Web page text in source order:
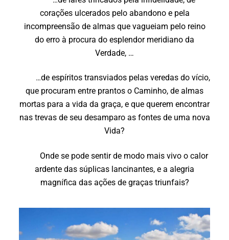
corações ulcerados pelo abandono e pela
incompreensão de almas que vagueiam pelo reino
do erro à procura do esplendor meridiano da
Verdade, …
…de espíritos transviados pelas veredas do vício,
que procuram entre prantos o Caminho, de almas
mortas para a vida da graça, e que querem encontrar
nas trevas de seu desamparo as fontes de uma nova
Vida?
Onde se pode sentir de modo mais vivo o calor
ardente das súplicas lancinantes, e a alegria
magnífica das ações de graças triunfais?